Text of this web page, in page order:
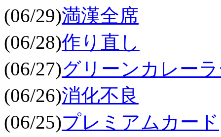
(06/29)満漢全席
(06/28)作り直し
(06/27)グリーンカレー
(06/26)消化不良
(06/25)プレミアムカード